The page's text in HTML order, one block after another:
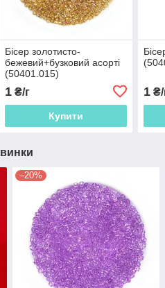
Бісер золотисто-
бежевий+бузковий асорті
(50401.015)
1₴/г
Купити
1 ₴/
–20%